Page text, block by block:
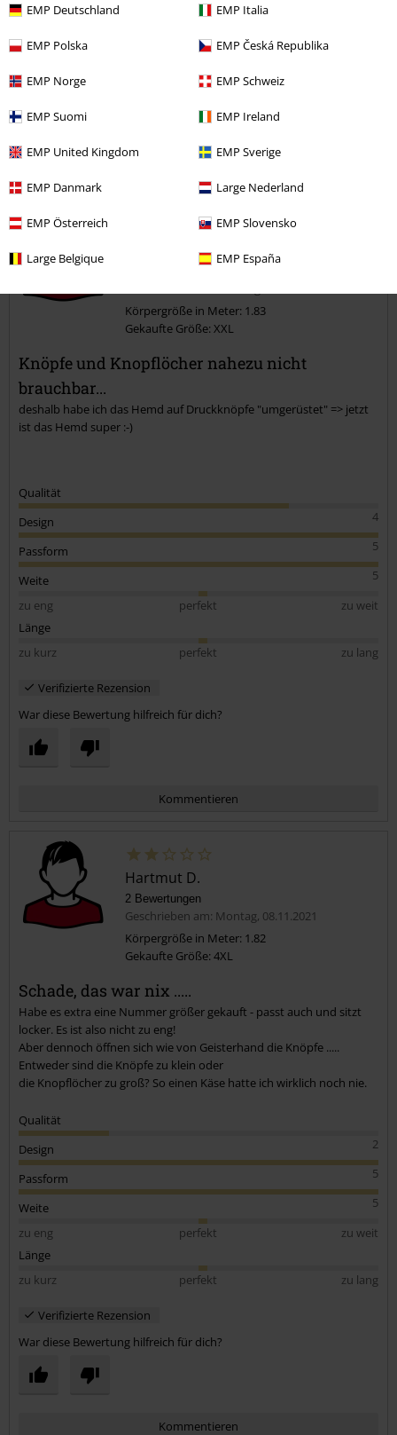
EMP Deutschland EMP Italia
EMP Polska EMP Česká Republika
EMP Norge EMP Schweiz
EMP Suomi EMP Ireland
EMP United Kingdom EMP Sverige
EMP Danmark Large Nederland
EMP Österreich EMP Slovensko
Large Belgique EMP España
War diese Bewertung hilfreich für dich?
Kommentar jetzt abschicken!
Horst-Dieter M.
Körpergröße in Meter: 1.83
Gekaufte Größe: XXL
Knöpfe und Knopflöcher nahezu nicht
brauchbar...
deshalb habe ich das Hemd auf Druckknöpfe "umgerüstet" => jetzt
ist das Hemd super :-)
Qualität
4
Design
5
Passform
5
Weite
zu eng
perfekt
zu weit
Länge
zu kurz
perfekt zu lang
Verifizierte Rezension
War diese Bewertung hilfreich für dich?
Kommentieren
Kommentar jetzt abschicken!
Hartmut D.
2 Bewertungen
Geschrieben am: Montag, 08.11.2021
Körpergröße in Meter: 1.82
Gekaufte Größe: 4XL
Schade, das war nix .....
Habe es extra eine Nummer größer gekauft - passt auch und sitzt
locker. Es ist also nicht zu eng!
Aber dennoch öffnen sich wie von Geisterhand die Knöpfe .....
Entweder sind die Knöpfe zu klein oder
die Knopflöcher zu groß? So einen Käse hatte ich wirklich noch nie.
Qualität
2
Design
5
Passform
5
Weite
zu eng
perfekt
zu weit
Länge
zu kurz
perfekt zu lang
Verifizierte Rezension
War diese Bewertung hilfreich für dich?
Kommentieren